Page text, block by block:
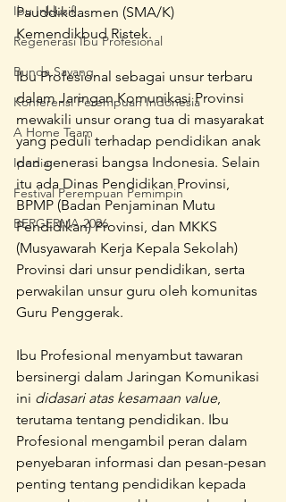
Ibu Inklusif
Regenerasi Ibu Profesional
Bunda Sayang
Konferensi Perempuan Indonesia
A Home Team
Ipedia
Festival Perempuan Pemimpin
BERGERMA 2026
Pauddikdasmen (SMA/K)
Kemendikbud Ristek.
Ibu Profesional sebagai unsur terbaru
dalam Jaringan Komunikasi Provinsi
mewakili unsur orang tua di masyarakat
yang peduli terhadap pendidikan anak
dan generasi bangsa Indonesia. Selain
itu ada Dinas Pendidikan Provinsi,
BPMP (Badan Penjaminan Mutu
Pendidikan) Provinsi, dan MKKS
(Musyawarah Kerja Kepala Sekolah)
Provinsi dari unsur pendidikan, serta
perwakilan unsur guru oleh komunitas
Guru Penggerak.
Ibu Profesional menyambut tawaran
bersinergi dalam Jaringan Komunikasi
ini didasari atas kesamaan value,
terutama tentang pendidikan. Ibu
Profesional mengambil peran dalam
penyebaran informasi dan pesan-pesan
penting tentang pendidikan kepada